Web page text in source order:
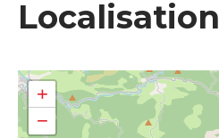
Localisation
+
−